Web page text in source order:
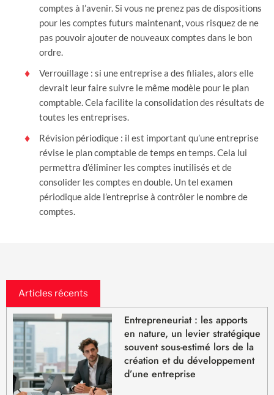
comptes à l’avenir. Si vous ne prenez pas de dispositions
pour les comptes futurs maintenant, vous risquez de ne
pas pouvoir ajouter de nouveaux comptes dans le bon
ordre.
Verrouillage : si une entreprise a des filiales, alors elle
devrait leur faire suivre le même modèle pour le plan
comptable. Cela facilite la consolidation des résultats de
toutes les entreprises.
Révision périodique : il est important qu’une entreprise
révise le plan comptable de temps en temps. Cela lui
permettra d’éliminer les comptes inutilisés et de
consolider les comptes en double. Un tel examen
périodique aide l’entreprise à contrôler le nombre de
comptes.
Articles récents
Entrepreneuriat : les apports
en nature, un levier stratégique
souvent sous-estimé lors de la
création et du développement
d’une entreprise